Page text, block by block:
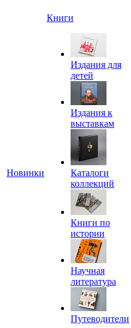
Новинки
Книги
Издания для
детей
Издания к
выставкам
Каталоги
коллекций
Книги по
истории
Научная
литература
Путеводители